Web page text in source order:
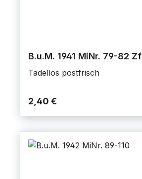
B.u.M. 1941 MiNr. 79-82 Zf
Tadellos postfrisch
2,40 €